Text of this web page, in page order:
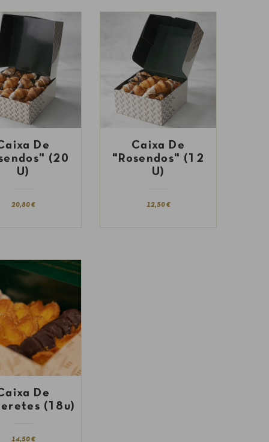
De
(20
U)
20,80 €
Caixa De
"Rosendos" (12
U)
12,50 €
De
(18u)
14,50 €